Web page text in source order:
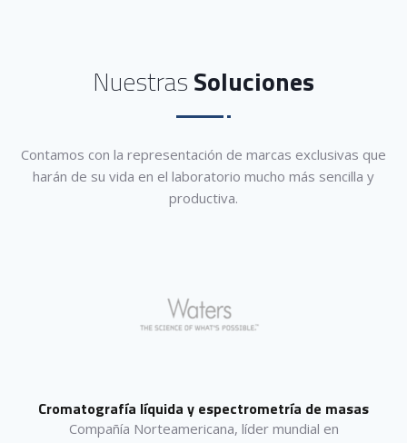
NuestrasSoluciones
Contamos con la representación de marcas exclusivas que
harán de su vida en el laboratorio mucho más sencilla y
productiva.
Cromatografía líquida y espectrometría de masas
Compañía Norteamericana, líder mundial en